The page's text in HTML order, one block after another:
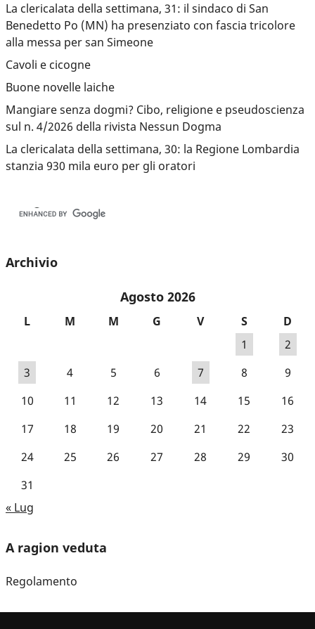
La clericalata della settimana, 31: il sindaco di San
Benedetto Po (MN) ha presenziato con fascia tricolore
alla messa per san Simeone
Cavoli e cicogne
Buone novelle laiche
Mangiare senza dogmi? Cibo, religione e pseudoscienza
sul n. 4/2026 della rivista Nessun Dogma
La clericalata della settimana, 30: la Regione Lombardia
stanzia 930 mila euro per gli oratori
Archivio
Agosto 2026
L M M G V S
D
1
2
3
4 5 6 7 8
9
10
11 12 13 14 15
16
17
18 19 20 21 22
23
24
25 26 27 28 29
30
31
« Lug
A ragion veduta
Regolamento